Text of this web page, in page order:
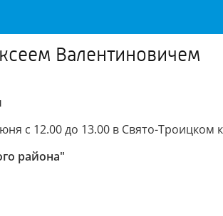
Валентиновичем
с 12.00 до 13.00 в Свято-Троицком
района"